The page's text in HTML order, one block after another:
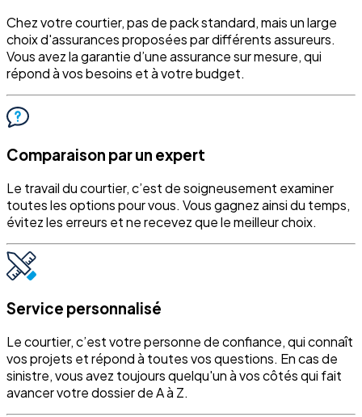
Chez votre courtier, pas de pack standard, mais un large
choix d'assurances proposées par différents assureurs.
Vous avez la garantie d’une assurance sur mesure, qui
répond à vos besoins et à votre budget.
Comparaison par un expert
Le travail du courtier, c’est de soigneusement examiner
toutes les options pour vous. Vous gagnez ainsi du temps,
évitez les erreurs et ne recevez que le meilleur choix.
Service personnalisé
Le courtier, c’est votre personne de confiance, qui connaît
vos projets et répond à toutes vos questions. En cas de
sinistre, vous avez toujours quelqu'un à vos côtés qui fait
avancer votre dossier de A à Z.